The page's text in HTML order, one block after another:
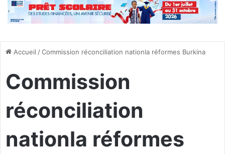
Accueil /Commission réconciliation nationla réformes Burkina
Commission
réconciliation
nationla réformes